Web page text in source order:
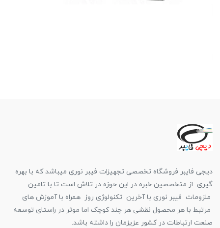
دیجی فایبر فروشگاه تخصصی تجهیزات فیبر نوری میباشد که با بهره
گیری از متخصصین خبره در این حوزه در تلاش است تا با تامین
ملزومات فیبر نوری با آخرین تکنولوژی روز همراه با آموزش های
مرتبط با هر محصول نقشی هر چند کوچک اما موثر در راستای توسعه
صنعت ارتباطات در کشور عزیزمان را داشته باشد.